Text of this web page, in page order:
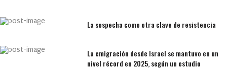
La sospecha como otra clave de resistencia
La emigración desde Israel se mantuvo en un
nivel récord en 2025, según un estudio